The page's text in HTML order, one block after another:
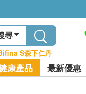
尋
S森下仁丹
康產品 最新優惠